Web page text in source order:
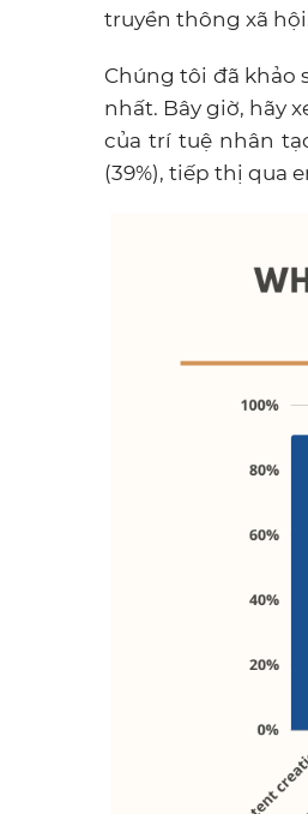
truyền thông xã
Chúng tôi đã khảo
nhất. Bây giờ, hãy
của trí tuệ nhân
(39%), tiếp thị qua